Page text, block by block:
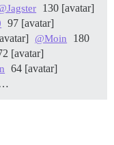
130 [avatar]
97 [avatar]
@Moin
180
[avatar]
64 [avatar]